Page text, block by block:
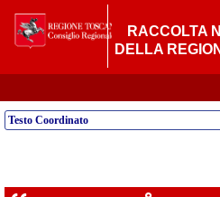
RACCOLTA
DELLA
Testo Coordinato